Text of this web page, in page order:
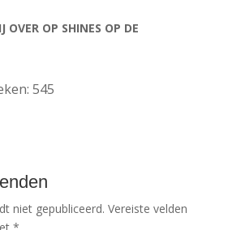
OVER OP SHINES OP DE
545
niet gepubliceerd. Vereiste velden